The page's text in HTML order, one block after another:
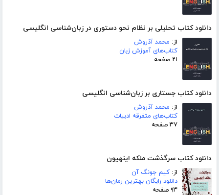
دانلود کتاب تحلیلی بر نظام نحو دستوری در زبان‌شناسی انگلیسی
از: محمد آذروش
کتاب‌های آموزش زبان
۲۱ صفحه
دانلود کتاب جستاری بر زبان‌شناسی انگلیسی
از: محمد آذروش
کتاب‌های متفرقه ادبیات
۳۷ صفحه
دانلود کتاب سرگذشت ملکه اینهیون
از: کیم جونگ آن
دانلود رایگان بهترین رمان‌ها
۹۳ صفحه